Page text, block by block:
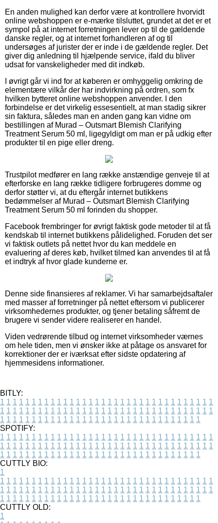
En anden mulighed kan derfor være at kontrollere hvorvidt
online webshoppen er e-mærke tilsluttet, grundet at det er et
sympol på at internet forretningen lever op til de gældende
danske regler, og at internet forhandleren af og til
undersøges af jurister der er inde i de gældende regler. Det
giver dig anledning til hjælpende service, ifald du bliver
udsat for vanskeligheder med dit indkøb.
I øvrigt går vi ind for at køberen er omhyggelig omkring de
elementære vilkår der har indvirkning på ordren, som fx
hvilken bytteret online webshoppen anvender. I den
forbindelse er det virkelig essesentielt, at man stadig sikrer
sin faktura, således man en anden gang kan vidne om
bestillingen af Murad – Outsmart Blemish Clarifying
Treatment Serum 50 ml, ligegyldigt om man er på udkig efter
produkter til en pige eller dreng.
Trustpilot medfører en lang række anstændige genveje til at
efterforske en lang række tidligere forbrugeres domme og
derfor støtter vi, at du eftergår internet butikkens
bedømmelser af Murad – Outsmart Blemish Clarifying
Treatment Serum 50 ml forinden du shopper.
Facebook frembringer for øvrigt faktisk gode metoder til at få
kendskab til internet butikkens pålidelighed. Foruden det ser
vi faktisk outlets på nettet hvor du kan meddele en
evaluering af deres køb, hvilket tilmed kan anvendes til at få
et indtryk af hvor glade kunderne er.
Denne side finansieres af reklamer. Vi har samarbejdsaftaler
med masser af forretninger på nettet eftersom vi publicerer
virksomhedernes produkter, og tjener betaling såfremt de
brugere vi sender videre realiserer en handel.
Viden vedrørende tilbud og internet virksomheder værnes
om hele tiden, men vi ønsker ikke at påtage os ansvaret for
korrektioner der er iværksat efter sidste opdatering af
hjemmesidens informationer.
BITLY:
1 1 1 1 1 1 1 1 1 1 1 1 1 1 1 1 1 1 1 1 1 1 1 1 1 1 1 1 1 1 1 1 1 1
1 1 1 1 1 1 1 1 1 1 1 1 1 1 1 1 1 1 1 1 1 1 1 1 1 1 1 1 1 1 1 1 1 1
1 1 1 1 1 1 1 1 1 1 1 1 1 1 1 1 1 1 1 1 1 1 1 1 1 1 1 1 1 1 1 1
SPOTIFY:
1 1 1 1 1 1 1 1 1 1 1 1 1 1 1 1 1 1 1 1 1 1 1 1 1 1 1 1 1 1 1 1 1 1
1 1 1 1 1 1 1 1 1 1 1 1 1 1 1 1 1 1 1 1 1 1 1 1 1 1 1 1 1 1 1 1 1 1
1 1 1 1 1 1 1 1 1 1 1 1 1 1 1 1 1 1 1 1 1 1 1 1 1 1 1 1 1 1 1 1
CUTTLY BIO:
1
1 1 1 1 1 1 1 1 1 1 1 1 1 1 1 1 1 1 1 1 1 1 1 1 1 1 1 1 1 1 1 1 1 1
1 1 1 1 1 1 1 1 1 1 1 1 1 1 1 1 1 1 1 1 1 1 1 1 1 1 1 1 1 1 1 1 1 1
1 1 1 1 1 1 1 1 1 1 1 1 1 1 1 1 1 1 1 1 1 1 1 1 1 1 1 1 1 1 1 1
CUTTLY OLD:
1